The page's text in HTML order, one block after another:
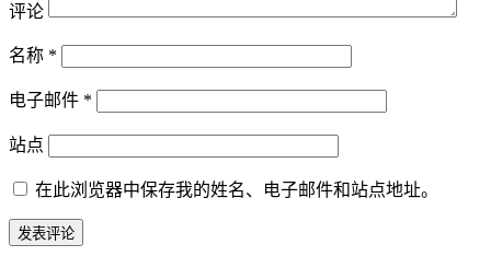
评论
名称 *
电子邮件 *
站点
在此浏览器中保存我的姓名、电子邮件和站点地址。